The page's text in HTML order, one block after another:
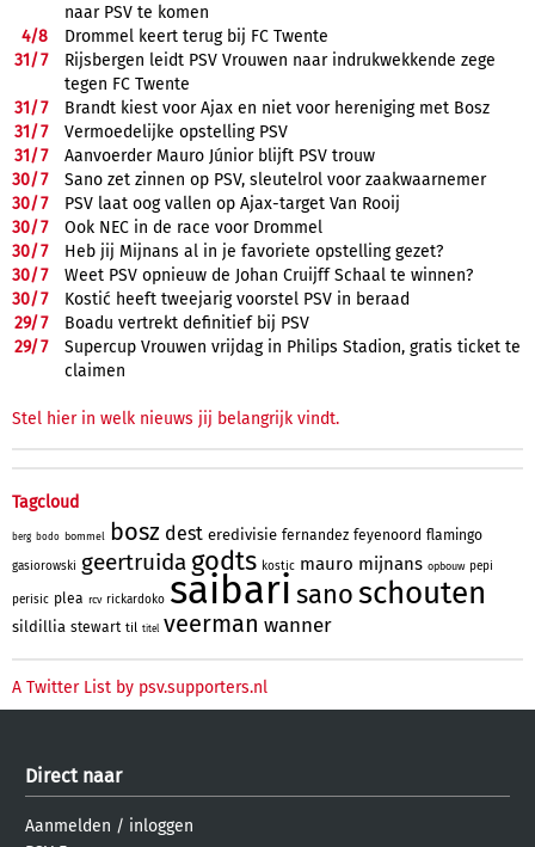
naar PSV te komen
4/8
Drommel keert terug bij FC Twente
31/7
Rijsbergen leidt PSV Vrouwen naar indrukwekkende zege
tegen FC Twente
31/7
Brandt kiest voor Ajax en niet voor hereniging met Bosz
31/7
Vermoedelijke opstelling PSV
31/7
Aanvoerder Mauro Júnior blijft PSV trouw
30/7
Sano zet zinnen op PSV, sleutelrol voor zaakwaarnemer
30/7
PSV laat oog vallen op Ajax-target Van Rooij
30/7
Ook NEC in de race voor Drommel
30/7
Heb jij Mijnans al in je favoriete opstelling gezet?
30/7
Weet PSV opnieuw de Johan Cruijff Schaal te winnen?
30/7
Kostić heeft tweejarig voorstel PSV in beraad
29/7
Boadu vertrekt definitief bij PSV
29/7
Supercup Vrouwen vrijdag in Philips Stadion, gratis ticket te
claimen
Stel hier in welk nieuws jij belangrijk vindt.
Tagcloud
berg bodo bommel bosz dest eredivisie fernandez feyenoord flamingo
gasiorowski geertruida godts kostic mauro mijnans opbouw pepi
perisic plea rcv rickardoko saibari sanoschouten
sildillia stewart til titel veerman wanner
A Twitter List by psv.supporters.nl
Direct naar
Aanmelden / inloggen